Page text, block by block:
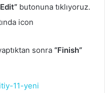
butonuna tıklıyoruz.
icon
sonra “Finish”